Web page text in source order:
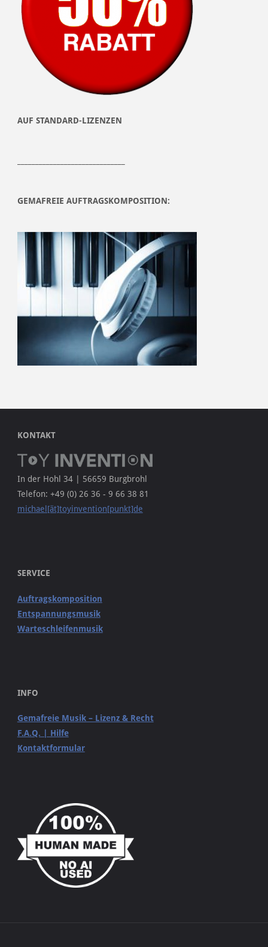
AUF STANDARD-LIZENZEN
GEMAFREIE AUFTRAGSKOMPOSITION:
KONTAKT
In der Hohl 34 | 56659 Burgbrohl
Telefon: +49 (0) 26 36 - 9 66 38 81
michael[ät]toyinvention[punkt]de
SERVICE
Auftragskomposition
Entspannungsmusik
Warteschleifenmusik
INFO
Gemafreie Musik – Lizenz & Recht
F.A.Q. | Hilfe
Kontaktformular